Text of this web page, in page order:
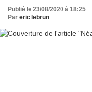
Publié le 23/08/2020 à 18:25
Par eric lebrun